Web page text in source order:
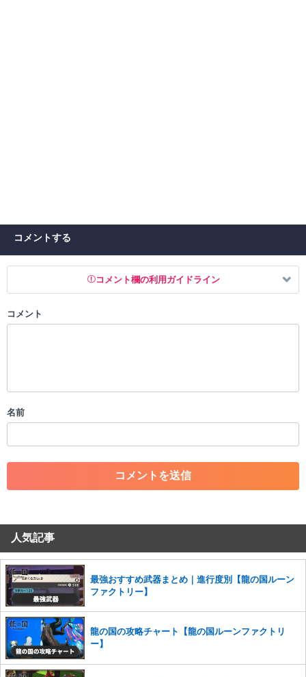
コメントする
コメント欄の利用ガイドライン
以下の書き込みを禁止とし、場合によってはコメント削除や書き込み制
・一度削除された投稿を再び投稿すること
・アカウントの売買など金銭が絡む内容の投稿
・各ゲームのネタバレを含む内容の投稿
・その他、管理者が不適切と判断した投稿
コメントの削除を申請する
せていただきます。ご了承ください。
※一度削除したコメントは復元ができませんのでご注意くだ
さい。
また、過度な利用規約の違反や、弊社に損害の及ぶ内容の書き込みがあ
った場合は、法的措置をとらせていただく場合もございますので、あら
かじめご理解くださいませ。
コメント
名前
人気記事
最強おすすめ武器まとめ｜進行度別【龍の国ルーン
ファクトリー】
龍の国の攻略チャート【龍の国ルーンファクトリ
ー】